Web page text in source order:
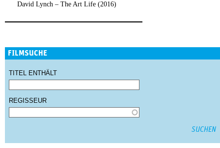
David Lynch – The Art Life (2016)
FILMSUCHE
TITEL ENTHÄLT
REGISSEUR